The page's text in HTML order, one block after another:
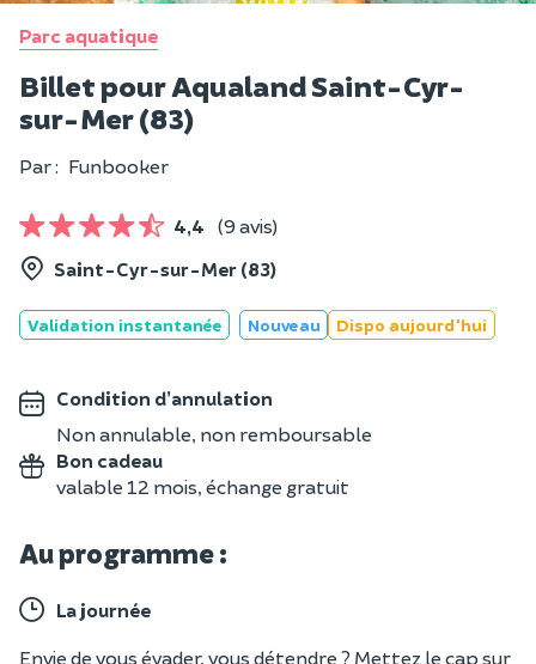
Parc aquatique
Billet pour Aqualand Saint-Cyr-
sur-Mer (83)
Par : Funbooker
4,4
(9 avis)
Saint-Cyr-sur-Mer (83)
Validation instantanée Nouveau Dispo aujourd'hui
Condition d’annulation
Non annulable, non remboursable
Bon cadeau
valable 12 mois, échange gratuit
Au programme :
La journée
Envie de vous évader, vous détendre ? Mettez le cap sur